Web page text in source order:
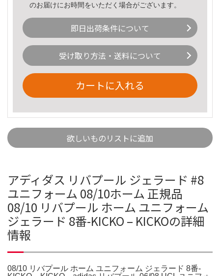
のお届けにお時間をいただく場合がございます。
即日出荷条件について
受け取り方法・送料について
カートに入れる
欲しいものリストに追加
アディダス リバプール ジェラード #8
ユニフォーム 08/10ホーム 正規品
08/10 リバプール ホーム ユニフォーム
ジェラード 8番-KICKO – KICKOの詳細
情報
08/10 リバプール ホーム ユニフォーム ジェラード 8番-